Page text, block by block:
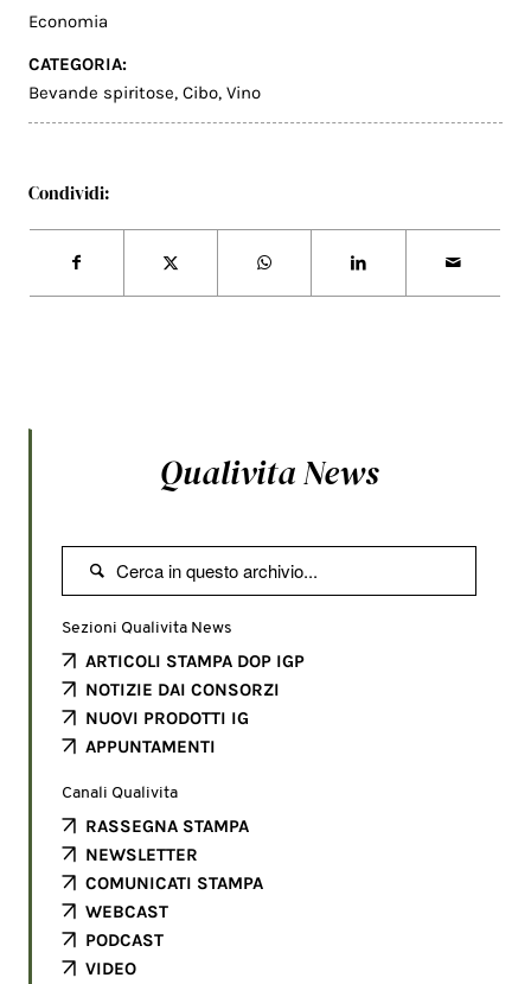
Economia
CATEGORIA:
Bevande spiritose,Cibo,Vino
Condividi:
Qualivita News

Sezioni Qualivita News
ARTICOLI STAMPA DOP IGP
NOTIZIE DAI CONSORZI
NUOVI PRODOTTI IG
APPUNTAMENTI
Canali Qualivita
RASSEGNA STAMPA
NEWSLETTER
COMUNICATI STAMPA
WEBCAST
PODCAST
VIDEO